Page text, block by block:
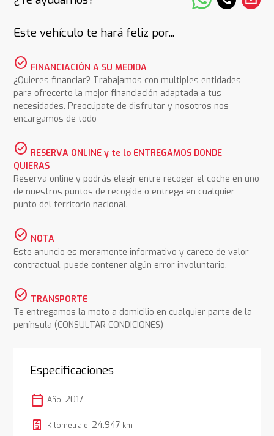
Este vehículo te hará feliz por...
check_circle FINANCIACIÓN A SU MEDIDA
¿Quieres financiar? Trabajamos con multiples entidades
para ofrecerte la mejor financiación adaptada a tus
necesidades. Preocúpate de disfrutar y nosotros nos
encargamos de todo
check_circle RESERVA ONLINE y te lo ENTREGAMOS DONDE
QUIERAS
Reserva online y podrás elegir entre recoger el coche en uno
de nuestros puntos de recogida o entrega en cualquier
punto del territorio nacional.
check_circle NOTA
Este anuncio es meramente informativo y carece de valor
contractual, puede contener algún error involuntario.
check_circle TRANSPORTE
Te entregamos la moto a domicilio en cualquier parte de la
península (CONSULTAR CONDICIONES)
Especificaciones
calendar_today Año: 2017
Kilometraje: 24.947 km